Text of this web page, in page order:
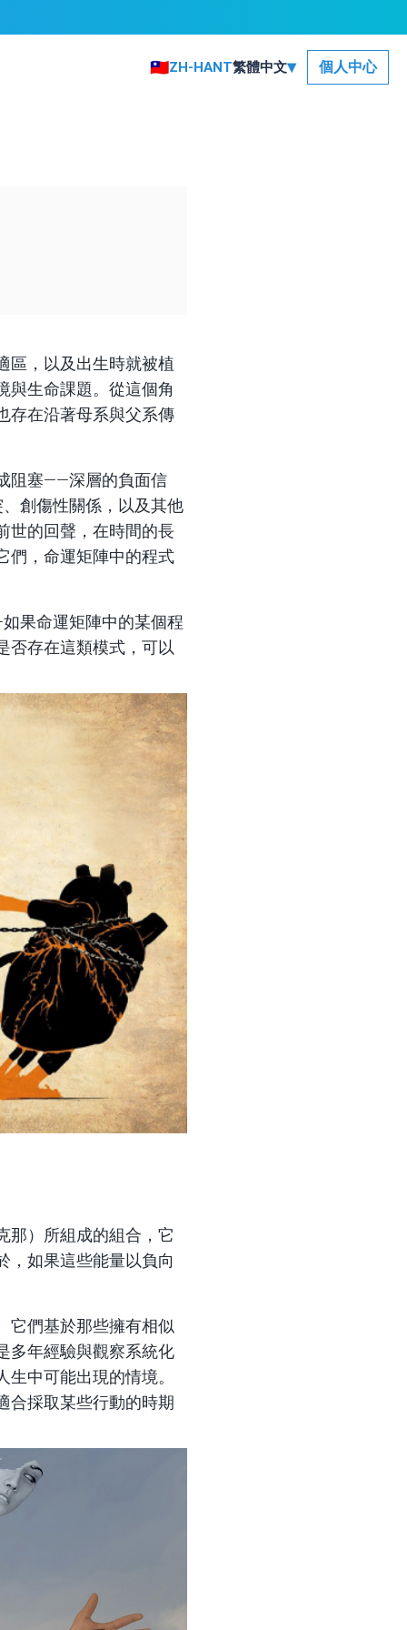
🇹🇼ZH-HANT繁體中文▾ 個人中心
區，以及出生時就被植
與生命課題。從這個角
存在沿著母系與父系傳
阻塞——深層的負面信
創傷性關係，以及其他
世的回聲，在時間的長
們，命運矩陣中的程式
果命運矩陣中的某個程
否存在這類模式，可以
那）所組成的組合，它
，如果這些能量以負向
它們基於那些擁有相似
多年經驗與觀察系統化
中可能出現的情境。
合採取某些行動的時期